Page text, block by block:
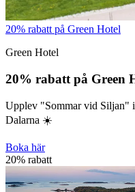
20% rabatt på Green Hotel
Green Hotel
20% rabatt på Green
Upplev "Sommar vid Siljan"
Dalarna ☀️
Boka här
20% rabatt